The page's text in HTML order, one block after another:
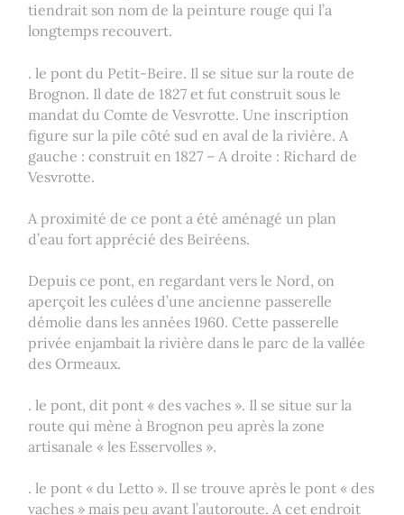
tiendrait son nom de la peinture rouge qui l’a
longtemps recouvert.
. le pont du Petit-Beire. Il se situe sur la route de
Brognon. Il date de 1827 et fut construit sous le
mandat du Comte de Vesvrotte. Une inscription
figure sur la pile côté sud en aval de la rivière. A
gauche : construit en 1827 – A droite : Richard de
Vesvrotte.
A proximité de ce pont a été aménagé un plan
d’eau fort apprécié des Beiréens.
Depuis ce pont, en regardant vers le Nord, on
aperçoit les culées d’une ancienne passerelle
démolie dans les années 1960. Cette passerelle
privée enjambait la rivière dans le parc de la vallée
des Ormeaux.
. le pont, dit pont « des vaches ». Il se situe sur la
route qui mène à Brognon peu après la zone
artisanale « les Esservolles ».
. le pont « du Letto ». Il se trouve après le pont « des
vaches » mais peu avant l’autoroute. A cet endroit